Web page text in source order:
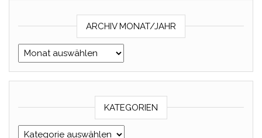
ARCHIV MONAT/JAHR
Archiv Monat/Jahr
KATEGORIEN
Kategorien